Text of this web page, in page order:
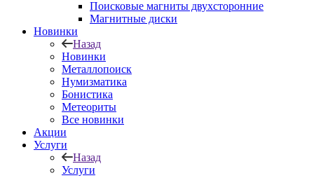
Поисковые магниты двухсторонние
Магнитные диски
Новинки
Назад
Новинки
Металлопоиск
Нумизматика
Бонистика
Метеориты
Все новинки
Акции
Услуги
Назад
Услуги